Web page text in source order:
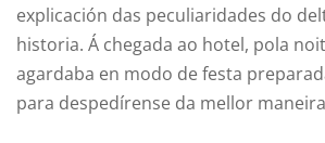
explicación das peculiaridades do
historia. Á chegada ao hotel, pola
agardaba en modo de festa
para despedírense da mellor